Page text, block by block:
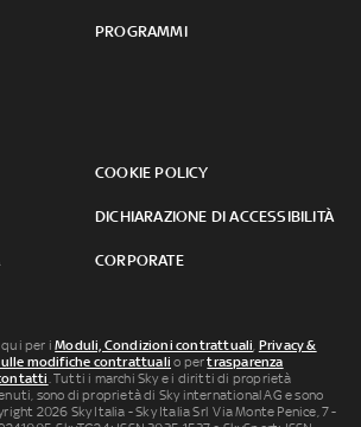
PROGRAMMI
COOKIE POLICY
DICHIARAZIONE DI ACCESSIBILITÀ
CORPORATE
qui per iModuli, Condizioni contrattuali, Privacy &
modifiche contrattuali o pertrasparenza
. Tutti i marchi Sky e i diritti di proprietà
sono di proprietà di Sky international AG e sono
2026 Sky Italia - Sky Italia Srl Via Monte Penice, 7 -